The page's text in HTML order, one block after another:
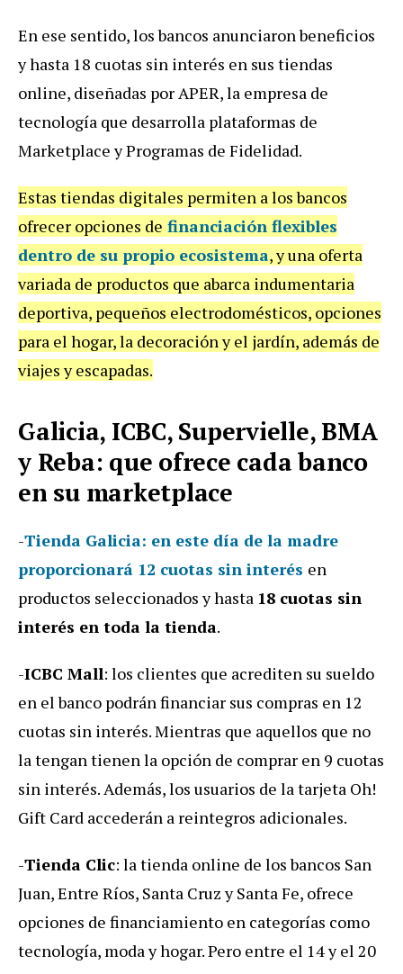
En ese sentido, los bancos anunciaron beneficios
y hasta 18 cuotas sin interés en sus tiendas
online, diseñadas por APER, la empresa de
tecnología que desarrolla plataformas de
Marketplace y Programas de Fidelidad.
Estas tiendas digitales permiten a los bancos
ofrecer opciones de financiación flexibles
dentro de su propio ecosistema, y una oferta
variada de productos que abarca indumentaria
deportiva, pequeños electrodomésticos, opciones
para el hogar, la decoración y el jardín, además de
viajes y escapadas.
Galicia, ICBC, Supervielle, BMA
y Reba: que ofrece cada banco
en su marketplace
-Tienda Galicia: en este día de la madre
proporcionará 12 cuotas sin interés en
productos seleccionados y hasta 18 cuotas sin
interés en toda la tienda.
-ICBC Mall: los clientes que acrediten su sueldo
en el banco podrán financiar sus compras en 12
cuotas sin interés. Mientras que aquellos que no
la tengan tienen la opción de comprar en 9 cuotas
sin interés. Además, los usuarios de la tarjeta Oh!
Gift Card accederán a reintegros adicionales.
-Tienda Clic: la tienda online de los bancos San
Juan, Entre Ríos, Santa Cruz y Santa Fe, ofrece
opciones de financiamiento en categorías como
tecnología, moda y hogar. Pero entre el 14 y el 20